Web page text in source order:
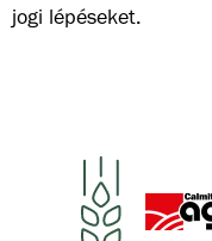
jogi lépéseket.